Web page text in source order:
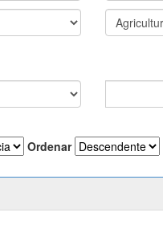
Ordenar